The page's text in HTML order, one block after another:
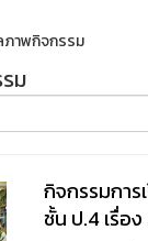
ภาพกิจกรรม
ม
กิจกรรมการ
ชั้น ป.4 เรื่อ